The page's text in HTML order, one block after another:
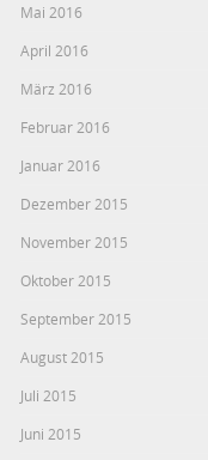
Mai 2016
April 2016
März 2016
Februar 2016
Januar 2016
Dezember 2015
November 2015
Oktober 2015
September 2015
August 2015
Juli 2015
Juni 2015